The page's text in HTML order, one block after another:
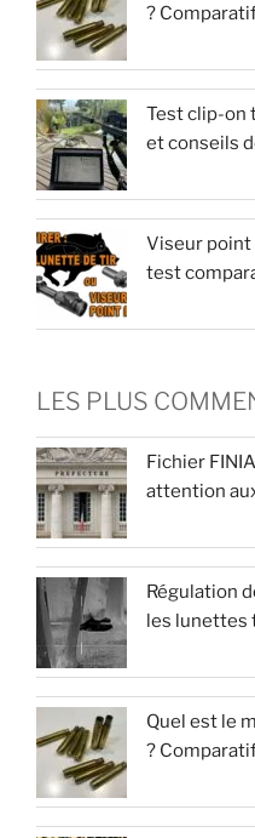
?
Test clip-on
et conseils
Viseur point
test
LES PLUS
Fichier
attention
Régulation
les lunettes
Quel est le
?